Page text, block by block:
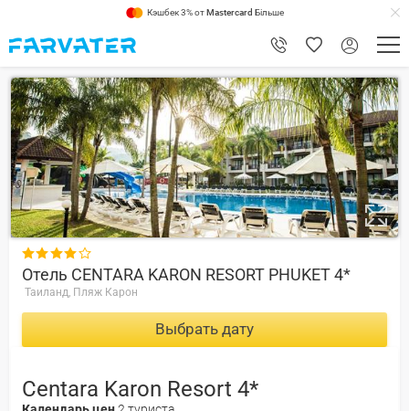
Кэшбек 3% отMastercard Більше
7.6

Отель CENTARA KARON RESORT PHUKET 4*
Таиланд, Пляж Карон
Выбрать дату
Centara Karon Resort 4*